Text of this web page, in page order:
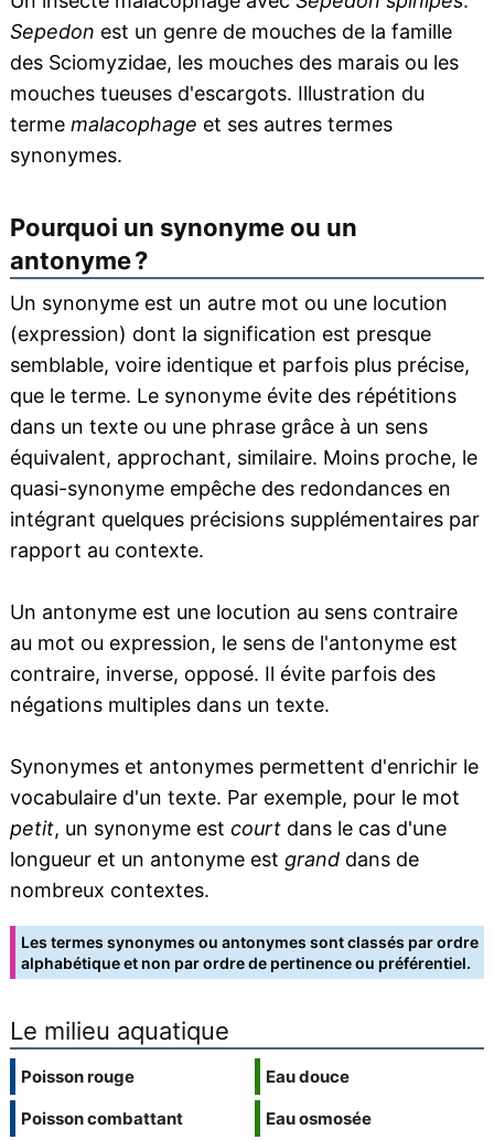
Sepedon est un genre de mouches de la famille
des Sciomyzidae, les mouches des marais ou les
mouches tueuses d'escargots. Illustration du
terme malacophage et ses autres termes
synonymes.
Pourquoi un synonyme ou un
antonyme ?
Un synonyme est un autre mot ou une locution
(expression) dont la signification est presque
semblable, voire identique et parfois plus précise,
que le terme. Le synonyme évite des répétitions
dans un texte ou une phrase grâce à un sens
équivalent, approchant, similaire. Moins proche, le
quasi-synonyme empêche des redondances en
intégrant quelques précisions supplémentaires par
rapport au contexte.
Un antonyme est une locution au sens contraire
au mot ou expression, le sens de l'antonyme est
contraire, inverse, opposé. Il évite parfois des
négations multiples dans un texte.
Synonymes et antonymes permettent d'enrichir le
vocabulaire d'un texte. Par exemple, pour le mot
petit, un synonyme est courtdans le cas d'une
longueur et un antonyme est granddans de
nombreux contextes.
Les termes synonymes ou antonymes sont classés par ordre
alphabétique et non par ordre de pertinence ou préférentiel.
Le milieu aquatique
Poisson rouge
Poisson combattant
Eau douce
Eau osmosée